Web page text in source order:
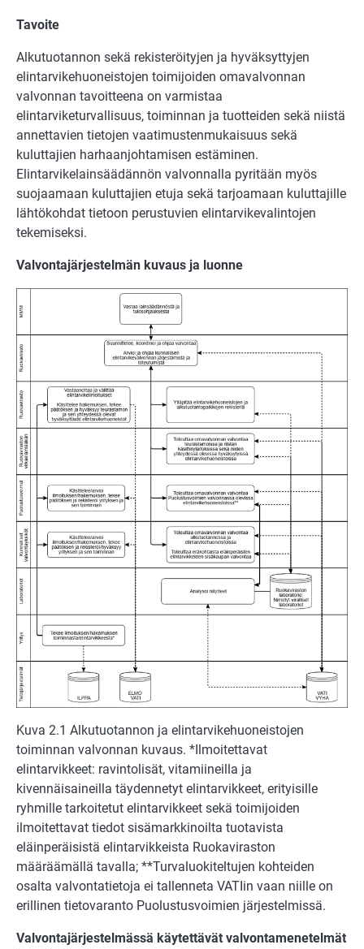
Tavoite
Alkutuotannon sekä rekisteröityjen ja hyväksyttyjen
elintarvikehuoneistojen toimijoiden omavalvonnan
valvonnan tavoitteena on varmistaa
elintarviketurvallisuus, toiminnan ja tuotteiden sekä niistä
annettavien tietojen vaatimustenmukaisuus sekä
kuluttajien harhaanjohtamisen estäminen.
Elintarvikelainsäädännön valvonnalla pyritään myös
suojaamaan kuluttajien etuja sekä tarjoamaan kuluttajille
lähtökohdat tietoon perustuvien elintarvikevalintojen
tekemiseksi.
Valvontajärjestelmän kuvaus ja luonne
Kuva 2.1 Alkutuotannon ja elintarvikehuoneistojen
toiminnan valvonnan kuvaus. *Ilmoitettavat
elintarvikkeet: ravintolisät, vitamiineilla ja
kivennäisaineilla täydennetyt elintarvikkeet, erityisille
ryhmille tarkoitetut elintarvikkeet sekä toimijoiden
ilmoitettavat tiedot sisämarkkinoilta tuotavista
eläinperäisistä elintarvikkeista Ruokaviraston
määräämällä tavalla; **Turvaluokiteltujen kohteiden
osalta valvontatietoja ei tallenneta VATIin vaan niille on
erillinen tietovaranto Puolustusvoimien järjestelmissä.
Valvontajärjestelmässä käytettävät valvontamenetelmät